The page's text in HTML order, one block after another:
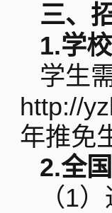
三、
1.学
学生
http://
年推免
2.全
（1